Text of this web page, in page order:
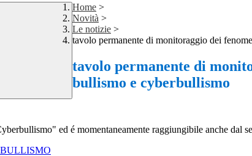
Home >
Novità >
Le notizie >
tavolo permanente di monitoraggio dei
tavolo permanente di
bullismo e cyberbullismo
ed é momentaneamente raggiungibile anche dal